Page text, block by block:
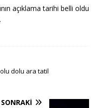
açıklama tarihi belli oldu
dolu ara tatil
SONRAKI